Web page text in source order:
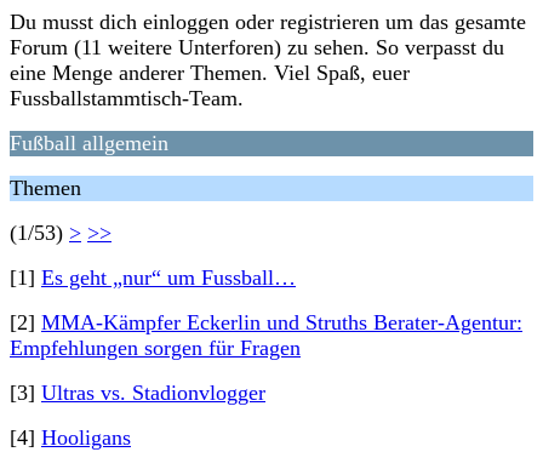
Du musst dich einloggen oder registrieren um das gesamte
Forum (11 weitere Unterforen) zu sehen. So verpasst du
eine Menge anderer Themen. Viel Spaß, euer
Fussballstammtisch-Team.
Fußball allgemein
Themen
(1/53) > >>
[1] Es geht „nur“ um Fussball…
[2] MMA-Kämpfer Eckerlin und Struths Berater-Agentur:
Empfehlungen sorgen für Fragen
[3] Ultras vs. Stadionvlogger
[4] Hooligans